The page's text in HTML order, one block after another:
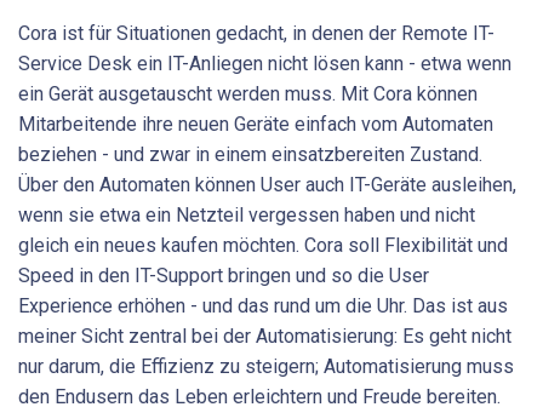
Cora ist für Situationen gedacht, in denen der Remote IT-
Service Desk ein IT-Anliegen nicht lösen kann - etwa wenn
ein Gerät ausgetauscht werden muss. Mit Cora können
Mitarbeitende ihre neuen Geräte einfach vom Automaten
beziehen - und zwar in einem einsatzbereiten Zustand.
Über den Automaten können User auch IT-Geräte ausleihen,
wenn sie etwa ein Netzteil vergessen haben und nicht
gleich ein neues kaufen möchten. Cora soll Flexibilität und
Speed in den IT-Support bringen und so die User
Experience erhöhen - und das rund um die Uhr. Das ist aus
meiner Sicht zentral bei der Automatisierung: Es geht nicht
nur darum, die Effizienz zu steigern; Automatisierung muss
den Endusern das Leben erleichtern und Freude bereiten.